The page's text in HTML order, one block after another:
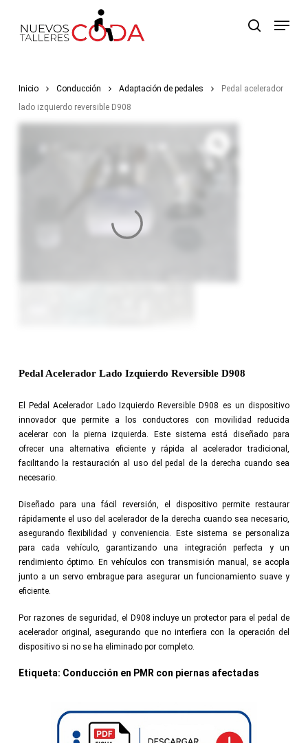
search
Menu
Inicio Conducción Adaptación de pedales
Pedal acelerador
lado izquierdo reversible D908
Pedal Acelerador Lado Izquierdo Reversible D908
El Pedal Acelerador Lado Izquierdo Reversible D908 es un dispositivo
innovador que permite a los conductores con movilidad reducida
acelerar con la pierna izquierda. Este sistema está diseñado para
ofrecer una alternativa eficiente y rápida al acelerador tradicional,
facilitando la restauración al uso del pedal de la derecha cuando sea
necesario.
Diseñado para una fácil reversión, el dispositivo permite restaurar
rápidamente el uso del acelerador de la derecha cuando sea necesario,
asegurando flexibilidad y conveniencia. Este sistema se personaliza
para cada vehículo, garantizando una integración perfecta y un
rendimiento óptimo. En vehículos con transmisión manual, se acopla
junto a un servo embrague para asegurar un funcionamiento suave y
eficiente.
Por razones de seguridad, el D908 incluye un protector para el pedal de
acelerador original, asegurando que no interfiera con la operación del
dispositivo si no se ha eliminado por completo.
Etiqueta: Conducción en PMR con piernas afectadas